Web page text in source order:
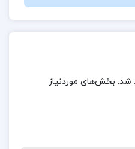
واقعی باربارا دی
دی آنجلس با زبانی ساده
شکلی قابل درک و جذاب
همه سطوح خوانندگان
“لحظه‌های واقعی”،
شد. بخش‌های موردنیاز